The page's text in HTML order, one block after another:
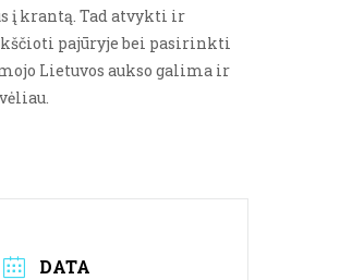
į krantą. Tad atvykti ir
pajūryje bei pasirinkti
Lietuvos aukso galima ir
DATA